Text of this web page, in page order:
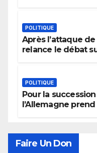
POLITIQUE
Après l’attaque
relance le débat
POLITIQUE
Pour la
l’Allemagne
Faire Un Don